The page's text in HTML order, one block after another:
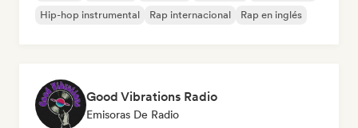
Hip-hop instrumental
Rap internacional Rap en inglés
Good Vibrations Radio
Emisoras De Radio